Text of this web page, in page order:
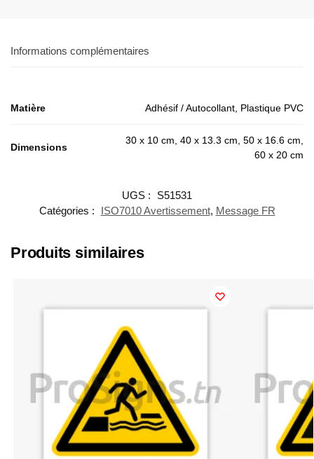
Informations complémentaires
Matière Adhésif / Autocollant, Plastique PVC
Dimensions
30 x 10 cm, 40 x 13.3 cm, 50 x 16.6 cm,
60 x 20 cm
UGS :
S51531
Catégories :
ISO7010 Avertissement, Message FR
Produits similaires